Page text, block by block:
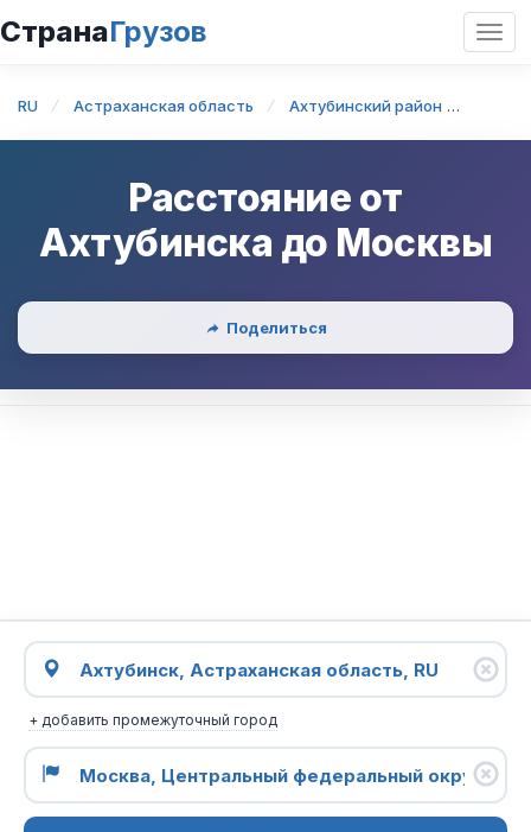
СтранаГрузов
RU Астраханская область Ахтубинский район
Расстояние от
Ахтубинска до Москвы
Поделиться
+ добавить промежуточный город